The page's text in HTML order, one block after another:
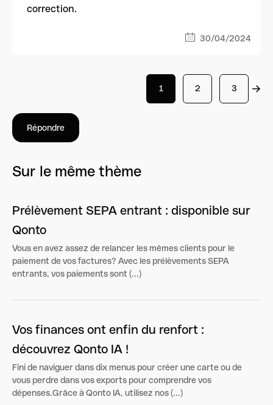
correction.
30/04/2024
1 2 3
Répondre
Sur le même thème
Prélèvement SEPA entrant : disponible sur
Qonto
Vous en avez assez de relancer les mêmes clients pour le
paiement de vos factures? Avec les prélèvements SEPA
entrants, vos paiements sont (...)
Vos finances ont enfin du renfort :
découvrez Qonto IA !
Fini de naviguer dans dix menus pour créer une carte ou de
vous perdre dans vos exports pour comprendre vos
dépenses.Grâce à Qonto IA, utilisez nos (...)